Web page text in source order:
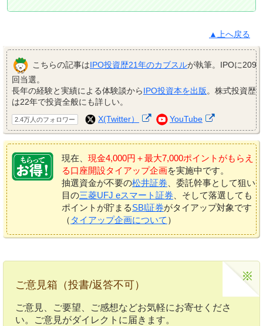
▲上へ戻る
こちらの記事はIPO投資歴21年のカブスルが執筆。IPOに209
回当選。
長年の経験と実績による体験談からIPO投資本を出版。株式投資歴
は22年で投資全般にも詳しい。
2.4万人のフォロワー X(Twitter） YouTube
現在、 現金4,000円＋最大7,000ポイントがもらえ
る口座開設タイアップ企画を実施中です。
抽選資金が不要の松井証券 、委託幹事として狙い
目の三菱UFJ eスマート証券 、そして落選しても
ポイントが貯まるSBI証券がタイアップ対象です
（ タイアップ企画について ）
ご意見箱（投書/返答不可）
ご意見、ご要望、ご感想などお気軽にお寄せくださ
い。ご意見がダイレクトに届きます。